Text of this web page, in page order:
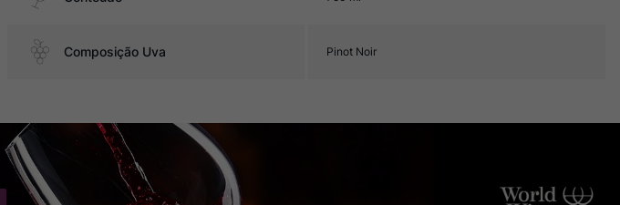
Composição Uva Pinot Noir